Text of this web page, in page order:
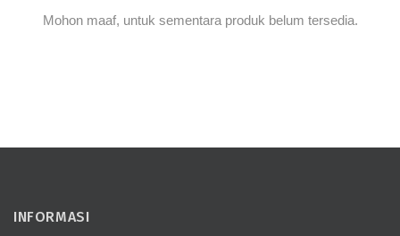
Mohon maaf, untuk sementara produk belum tersedia.
INFORMASI